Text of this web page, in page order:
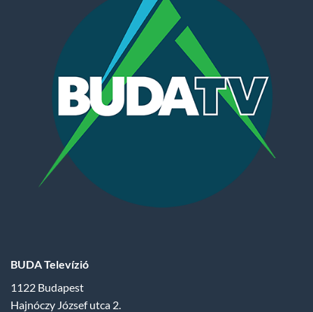
BUDA Televízió
1122 Budapest
Hajnóczy József utca 2.